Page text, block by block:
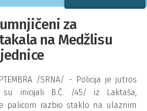
za
na Medžlisu
/SRNA/ - Policija je jutros
inicijali B.Č. /45/ iz Laktaša,
palicom razbio staklo na ulaznim